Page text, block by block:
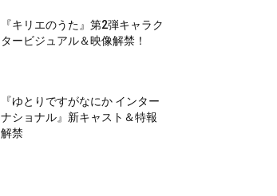
『キリエのうた』第2弾キャラク
タービジュアル＆映像解禁！
『ゆとりですがなにか インター
ナショナル』新キャスト＆特報
解禁